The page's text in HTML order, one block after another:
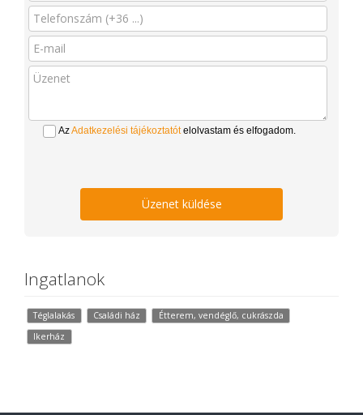
AzAdatkezelési tájékoztatótelolvastam és elfogadom.
Üzenet küldése
Ingatlanok
Téglalakás Családi ház
Étterem, vendéglő, cukrászda
Ikerház